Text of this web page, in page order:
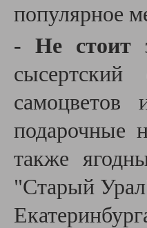
популярное
- Не стоит
подарочные
также
"Старый